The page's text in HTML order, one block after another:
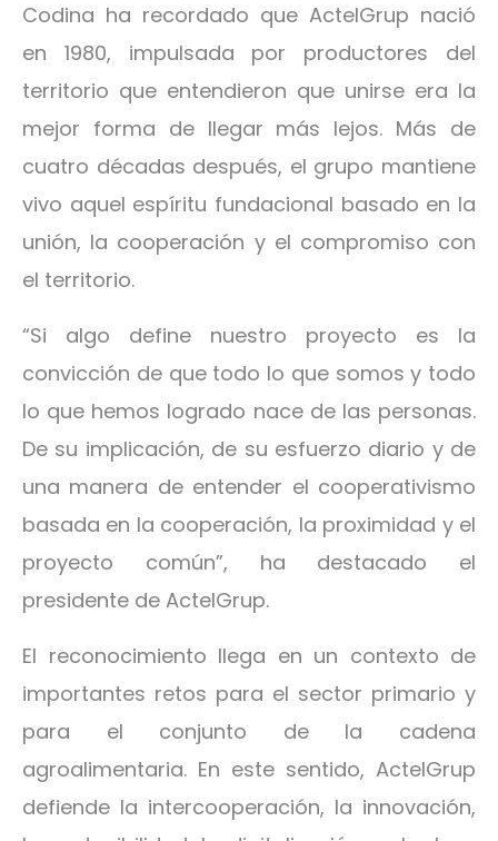
Codina ha recordado que ActelGrup nació
en 1980, impulsada por productores del
territorio que entendieron que unirse era la
mejor forma de llegar más lejos. Más de
cuatro décadas después, el grupo mantiene
vivo aquel espíritu fundacional basado en la
unión, la cooperación y el compromiso con
el territorio.
“Si algo define nuestro proyecto es la
convicción de que todo lo que somos y todo
lo que hemos logrado nace de las personas.
De su implicación, de su esfuerzo diario y de
una manera de entender el cooperativismo
basada en la cooperación, la proximidad y el
proyecto común”, ha destacado el
presidente de ActelGrup.
El reconocimiento llega en un contexto de
importantes retos para el sector primario y
para el conjunto de la cadena
agroalimentaria. En este sentido, ActelGrup
defiende la intercooperación, la innovación,